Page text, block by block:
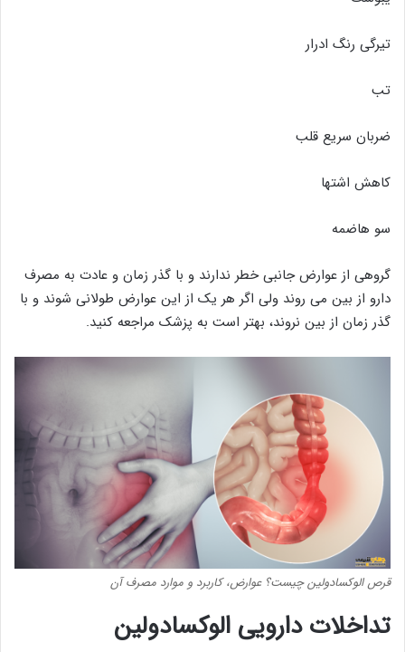
تیرگی رنگ ادرار
تب
ضربان سریع قلب
کاهش اشتها
سو هاضمه
گروهی از عوارض جانبی خطر ندارند و با گذر زمان و عادت به مصرف
دارو از بین می روند ولی اگر هر یک از این عوارض طولانی شوند و با
گذر زمان از بین نروند، بهتر است به پزشک مراجعه کنید.
قرص الوکسادولین چیست؟ عوارض، کاربرد و موارد مصرف آن
تداخلات دارویی الوکسادولین